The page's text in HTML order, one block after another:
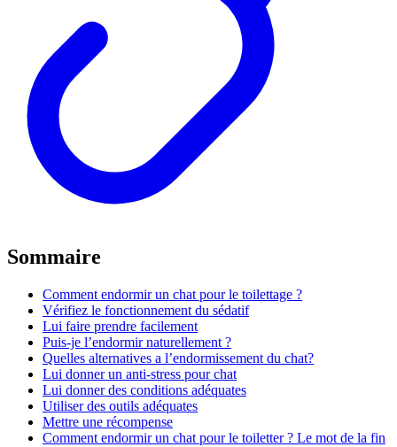
Sommaire
Comment endormir un chat pour le toilettage ?
Vérifiez le fonctionnement du sédatif
Lui faire prendre facilement
Puis-je l’endormir naturellement ?
Quelles alternatives a l’endormissement du chat?
Lui donner un anti-stress pour chat
Lui donner des conditions adéquates
Utiliser des outils adéquates
Mettre une récompense
Comment endormir un chat pour le toiletter ? Le mot de la fin